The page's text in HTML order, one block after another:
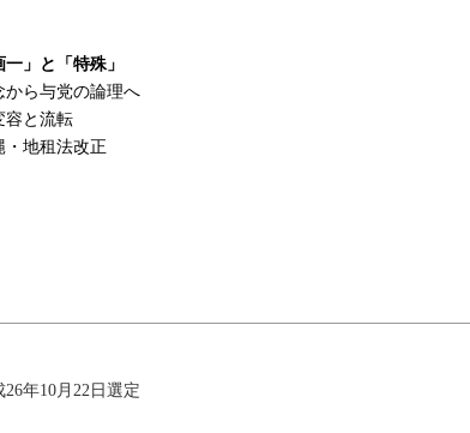
」と「特殊」
ら与党の論理へ
と流転
地租法改正
年10月22日選定